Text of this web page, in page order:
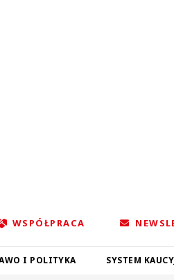
WSPÓŁPRACA
I POLITYKA SYSTEM